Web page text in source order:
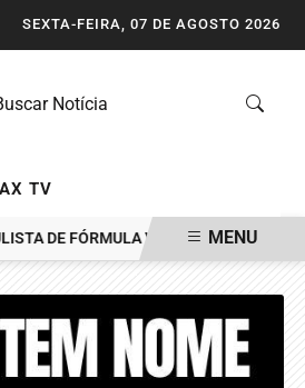
SEXTA-FEIRA, 07 DE AGOSTO 2026
TV
DE FÓRMULA VEE EM INTERLAGOS
MENU